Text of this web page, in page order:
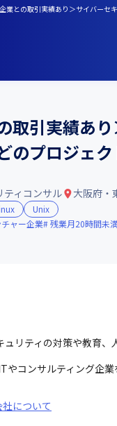
業との取引実績あり＞サイバー
取引実績あ
のプロジェ
ティコンサル 大阪府・
Unix
ャー企業 残業月20時間未
リティの対策や教育、
コンサルティング企
について